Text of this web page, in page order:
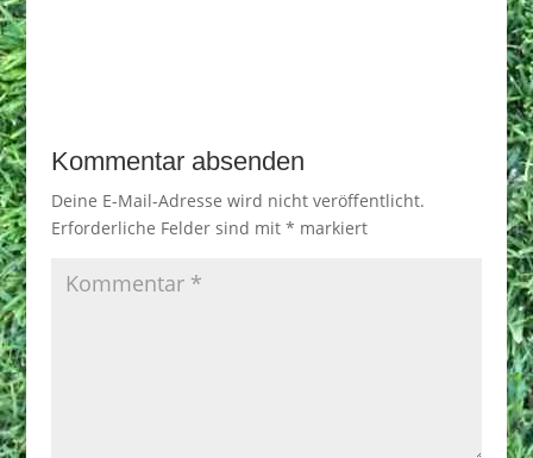
Kommentar absenden
Deine E-Mail-Adresse wird nicht veröffentlicht.
Erforderliche Felder sind mit * markiert